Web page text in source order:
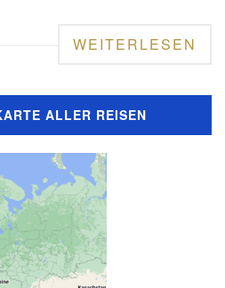
WEITERLESEN
ALLER REISEN